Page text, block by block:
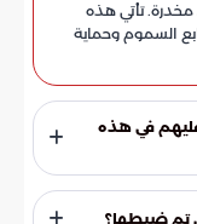
تأتي هذه
السموم وحماية
في هذه
محاولتهما عبور
يحملان معهما